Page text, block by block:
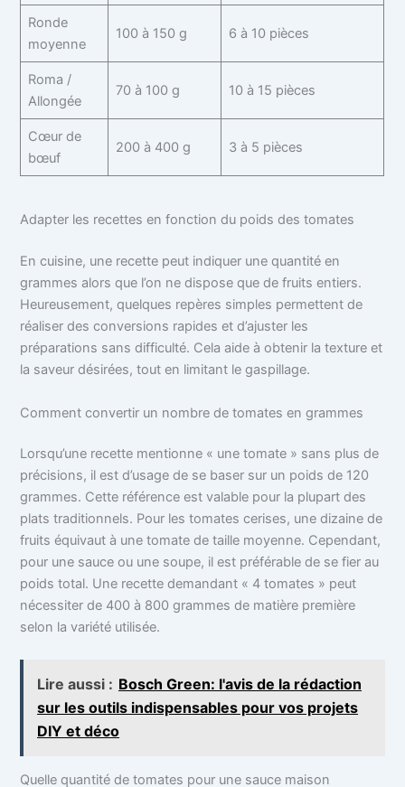
Ronde
moyenne
100 à 150 g 6 à 10 pièces
Roma /
Allongée
70 à 100 g 10 à 15 pièces
Cœur de
bœuf
200 à 400 g 3 à 5 pièces
Adapter les recettes en fonction du poids des tomates
En cuisine, une recette peut indiquer une quantité en
grammes alors que l’on ne dispose que de fruits entiers.
Heureusement, quelques repères simples permettent de
réaliser des conversions rapides et d’ajuster les
préparations sans difficulté. Cela aide à obtenir la texture et
la saveur désirées, tout en limitant le gaspillage.
Comment convertir un nombre de tomates en grammes
Lorsqu’une recette mentionne « une tomate » sans plus de
précisions, il est d’usage de se baser sur un poids de 120
grammes. Cette référence est valable pour la plupart des
plats traditionnels. Pour les tomates cerises, une dizaine de
fruits équivaut à une tomate de taille moyenne. Cependant,
pour une sauce ou une soupe, il est préférable de se fier au
poids total. Une recette demandant « 4 tomates » peut
nécessiter de 400 à 800 grammes de matière première
selon la variété utilisée.
Lire aussi : Bosch Green: l'avis de la rédaction
sur les outils indispensables pour vos projets
DIY et déco
Quelle quantité de tomates pour une sauce maison